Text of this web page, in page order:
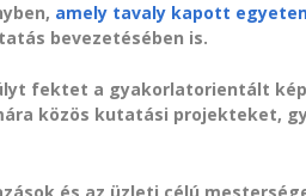
amely tavaly kapott
bevezetésében is.
fektet a gyakorlatorientált
közös kutatási projekteket,